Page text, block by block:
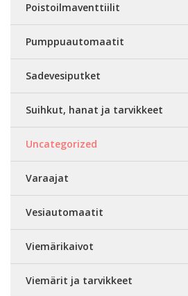
Poistoilmaventtiilit
Pumppuautomaatit
Sadevesiputket
Suihkut, hanat ja tarvikkeet
Uncategorized
Varaajat
Vesiautomaatit
Viemärikaivot
Viemärit ja tarvikkeet